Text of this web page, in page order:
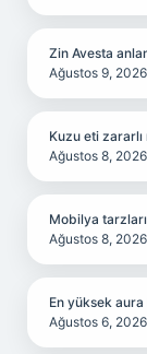
Zin Avesta
Ağustos 9, 2026
Kuzu eti zararlı
Ağustos 8, 2026
Mobilya
Ağustos 8, 2026
En yüksek
Ağustos 6, 2026